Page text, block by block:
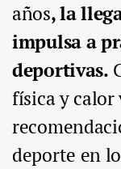
años, la
impulsa a
deportivas.
física y calor
deporte en